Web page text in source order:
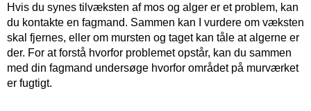
Hvis du synes tilvæksten af mos og alger er et problem, kan
du kontakte en fagmand. Sammen kan I vurdere om væksten
skal fjernes, eller om mursten og taget kan tåle at algerne er
der. For at forstå hvorfor problemet opstår, kan du sammen
med din fagmand undersøge hvorfor området på murværket
er fugtigt.